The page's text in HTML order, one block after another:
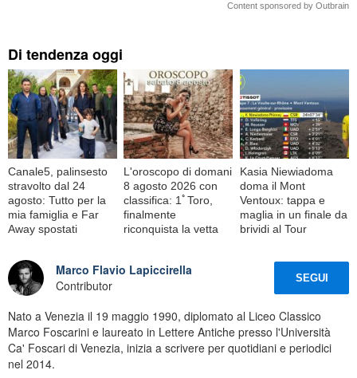
Content sponsored by Outbrain
Di tendenza oggi
Canale5, palinsesto
stravolto dal 24
agosto: Tutto per la
mia famiglia e Far
Away spostati
L'oroscopo di domani
8 agosto 2026 con
classifica: 1ﾟToro,
finalmente
riconquista la vetta
Kasia Niewiadoma
doma il Mont
Ventoux: tappa e
maglia in un finale da
brividi al Tour
Marco Flavio Lapiccirella
Contributor
SEGUI
Nato a Venezia il 19 maggio 1990, diplomato al Liceo Classico
Marco Foscarini e laureato in Lettere Antiche presso l'Università
Ca' Foscari di Venezia, inizia a scrivere per quotidiani e periodici
nel 2014.